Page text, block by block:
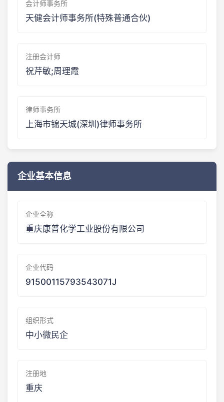
会计师事务所
天健会计师事务所(特殊普通合伙)
注册会计师
祝芹敏;周理霞
律师事务所
上海市锦天城(深圳)律师事务所
企业基本信息
企业全称
重庆康普化学工业股份有限公司
企业代码
91500115793543071J
组织形式
中小微民企
注册地
重庆